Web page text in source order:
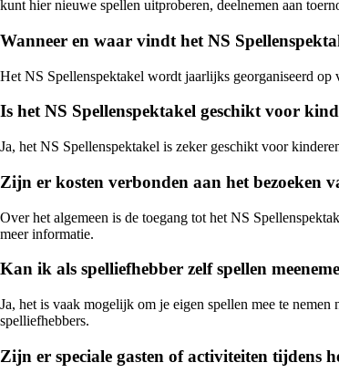
kunt hier nieuwe spellen uitproberen, deelnemen aan
Wanneer en waar vindt het NS
Het NS Spellenspektakel wordt jaarlijks georganiseerd op
Is het NS Spellenspektakel geschikt voor
Ja, het NS Spellenspektakel is zeker geschikt voor
Zijn er kosten verbonden aan het bezoeken
Over het algemeen is de toegang tot het NS
meer informatie.
Kan ik als spelliefhebber zelf spellen
Ja, het is vaak mogelijk om je eigen spellen mee te
spelliefhebbers.
Zijn er speciale gasten of activiteiten tijdens